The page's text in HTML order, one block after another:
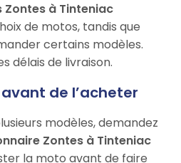
à Tinteniac
de motos, tandis que
certains modèles.
délais de livraison.
de l’acheter
modèles, demandez
Zontes à Tinteniac
la moto avant de faire